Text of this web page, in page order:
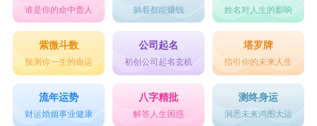
谁是你的命中贵人 躺着都能赚钱 姓名对人生的影响
紫微斗数
预测你一生的命运
公司起名
初创公司起名玄机
塔罗牌
指引你的未来人生
流年运势
财运婚姻事业健康
八字精批
解答人生困惑
测终身运
洞悉未来鸿图大运